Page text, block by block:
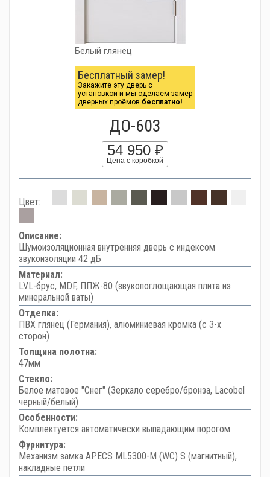
Белый глянец
Бесплатный замер!
Закажите эту дверь с
установкой и мы сделаем замер
дверных проёмов бесплатно!
ДО-603
54 950 ₽
Цена с коробкой
Цвет:
Описание:
Шумоизоляционная внутренняя дверь с индексом
звукоизоляции 42 дБ
Материал:
LVL-брус, MDF, ППЖ-80 (звукопоглощающая плита из
минеральной ваты)
Отделка:
ПВХ глянец (Германия), алюминиевая кромка (с 3-х
сторон)
Толщина полотна:
47мм
Стекло:
Белое матовое "Снег" (Зеркало серебро/бронза, Lacobel
черный/белый)
Особенности:
Комплектуется автоматически выпадающим порогом
Фурнитура:
Механизм замка APECS ML5300-M (WC) S (магнитный),
накладные петли